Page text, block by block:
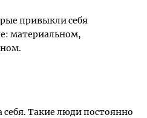
привыкли себя
материальном,
себя. Такие люди постоянно